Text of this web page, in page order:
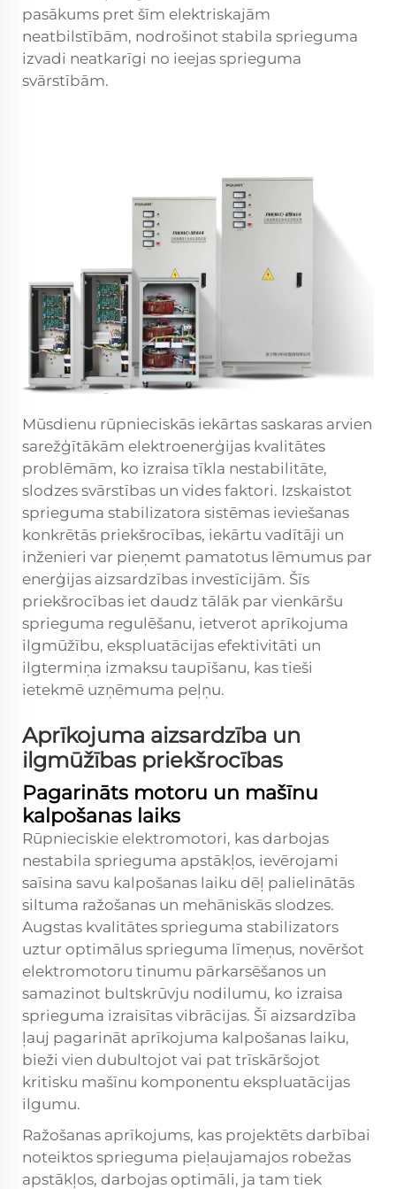
pasākums pret šīm elektriskajām
neatbilstībām, nodrošinot stabila sprieguma
izvadi neatkarīgi no ieejas sprieguma
svārstībām.
Mūsdienu rūpnieciskās iekārtas saskaras arvien
sarežģītākām elektroenerģijas kvalitātes
problēmām, ko izraisa tīkla nestabilitāte,
slodzes svārstības un vides faktori. Izskaistot
sprieguma stabilizatora sistēmas ieviešanas
konkrētās priekšrocības, iekārtu vadītāji un
inženieri var pieņemt pamatotus lēmumus par
enerģijas aizsardzības investīcijām. Šīs
priekšrocības iet daudz tālāk par vienkāršu
sprieguma regulēšanu, ietverot aprīkojuma
ilgmūžību, ekspluatācijas efektivitāti un
ilgtermiņa izmaksu taupīšanu, kas tieši
ietekmē uzņēmuma peļņu.
Aprīkojuma aizsardzība un
ilgmūžības priekšrocības
Pagarināts motoru un mašīnu
kalpošanas laiks
Rūpnieciskie elektromotori, kas darbojas
nestabila sprieguma apstākļos, ievērojami
saīsina savu kalpošanas laiku dēļ palielinātās
siltuma ražošanas un mehāniskās slodzes.
Augstas kvalitātes sprieguma stabilizators
uztur optimālus sprieguma līmeņus, novēršot
elektromotoru tinumu pārkarsēšanos un
samazinot bultskrūvju nodilumu, ko izraisa
sprieguma izraisītas vibrācijas. Šī aizsardzība
ļauj pagarināt aprīkojuma kalpošanas laiku,
bieži vien dubultojot vai pat trīskāršojot
kritisku mašīnu komponentu ekspluatācijas
ilgumu.
Ražošanas aprīkojums, kas projektēts darbībai
noteiktos sprieguma pieļaujamajos robežas
apstākļos, darbojas optimāli, ja tam tiek